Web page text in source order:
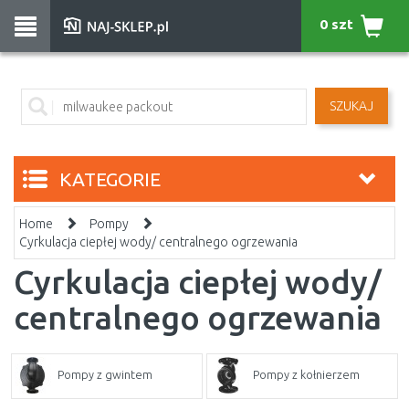
SZUKAJ
0 szt
KATEGORIE
Home
Pompy
Cyrkulacja ciepłej wody/ centralnego ogrzewania
Cyrkulacja ciepłej wody/
centralnego ogrzewania
Pompy z gwintem Pompy z kołnierzem